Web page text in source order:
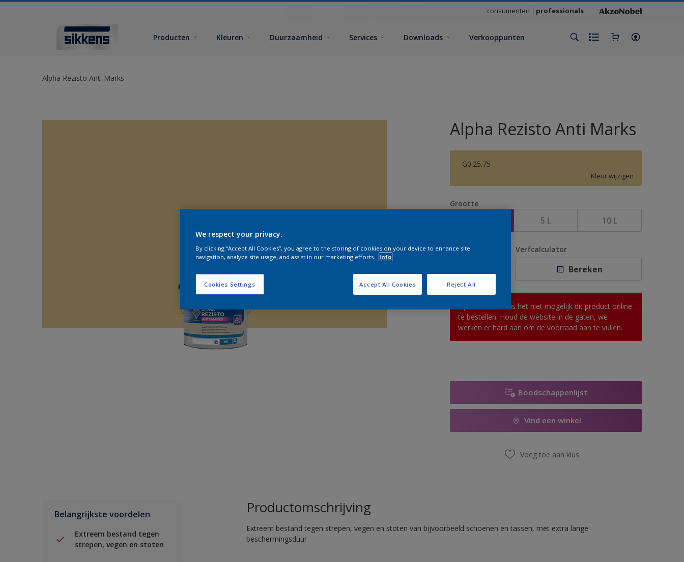
consumenten professionals
Producten Kleuren Duurzaamheid Services Downloads Verkooppunten
Alpha Rezisto Anti Marks
Alpha Rezisto Anti Marks
G0.25.75
Kleur wijzigen
Grootte
5 L 10 L
Aantal Verfcalculator
Bereken
Op dit moment is het niet mogelijk dit product online
te bestellen. Houd de website in de gaten, we
werken er hard aan om de voorraad aan te vullen.
Boodschappenlijst
Vind een winkel
Voeg toe aan klus
Belangrijkste voordelen
Extreem bestand tegen
strepen, vegen en stoten
Productomschrijving
Extreem bestand tegen strepen, vegen en stoten van bijvoorbeeld schoenen en tassen, met extra lange
beschermingsduur
We respect your privacy.
By clicking “Accept All Cookies”, you agree to the storing of cookies on your device to enhance site
navigation, analyze site usage, and assist in our marketing efforts.
Info
Cookies Settings Reject All
Accept All Cookies